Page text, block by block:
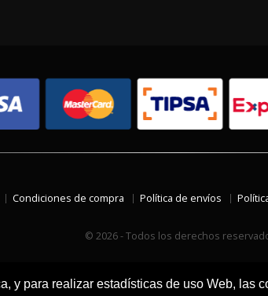
y para realizar estadísticas de uso Web, las
Condiciones de compra Política de envíos
© 2026 - Todos los derechos